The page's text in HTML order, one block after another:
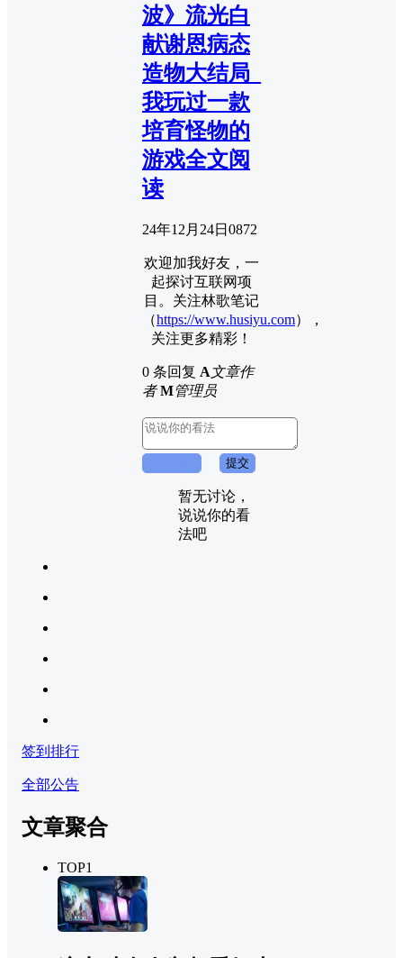
波》流光白
献谢恩病态
造物大结局_
我玩过一款
培育怪物的
游戏全文阅
读
24年12月24日 0872
欢迎加我好友，一
起探讨互联网项
目。关注林歌笔记
（https://www.husiyu.com），
关注更多精彩！
0 条回复 A文章作
者 M管理员
提交
暂无讨论，
说说你的看
法吧
签到排行
全部公告
文章聚合
TOP1